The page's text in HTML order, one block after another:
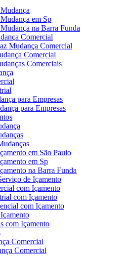
em Sp
na Barra Funda
Comercial
Mudança Comercial
Comercial
Comerciais
para Empresas
para Empresas
em São Paulo
em Sp
na Barra Funda
de Içamento
com Içamento
com Içamento
com Içamento
com Içamento
Comercial
Comercial